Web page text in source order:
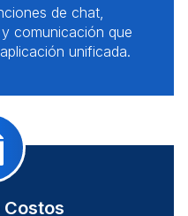
de chat,
comunicación que
unificada.